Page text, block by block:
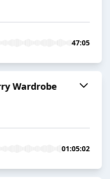
47:05
Wardrobe
01:05:02